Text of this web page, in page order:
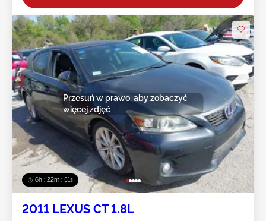
6h : 22m : 49s
Przesuń w prawo, aby zobaczyć
więcej zdjęć
2011 LEXUS CT 1.8L